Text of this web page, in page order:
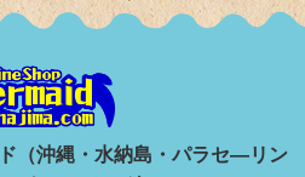
（沖縄・水納島・パラセ―リン